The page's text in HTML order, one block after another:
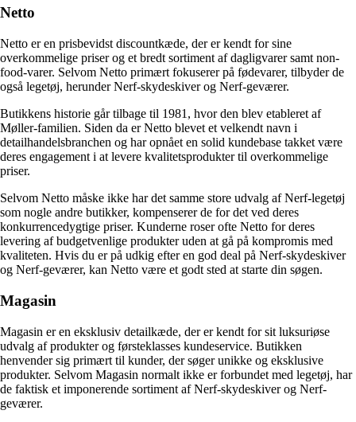
Netto
Netto er en prisbevidst discountkæde, der er kendt for sine
overkommelige priser og et bredt sortiment af dagligvarer samt non-
food-varer. Selvom Netto primært fokuserer på fødevarer, tilbyder de
også legetøj, herunder Nerf-skydeskiver og Nerf-geværer.
Butikkens historie går tilbage til 1981, hvor den blev etableret af
Møller-familien. Siden da er Netto blevet et velkendt navn i
detailhandelsbranchen og har opnået en solid kundebase takket være
deres engagement i at levere kvalitetsprodukter til overkommelige
priser.
Selvom Netto måske ikke har det samme store udvalg af Nerf-legetøj
som nogle andre butikker, kompenserer de for det ved deres
konkurrencedygtige priser. Kunderne roser ofte Netto for deres
levering af budgetvenlige produkter uden at gå på kompromis med
kvaliteten. Hvis du er på udkig efter en god deal på Nerf-skydeskiver
og Nerf-geværer, kan Netto være et godt sted at starte din søgen.
Magasin
Magasin er en eksklusiv detailkæde, der er kendt for sit luksuriøse
udvalg af produkter og førsteklasses kundeservice. Butikken
henvender sig primært til kunder, der søger unikke og eksklusive
produkter. Selvom Magasin normalt ikke er forbundet med legetøj, har
de faktisk et imponerende sortiment af Nerf-skydeskiver og Nerf-
geværer.